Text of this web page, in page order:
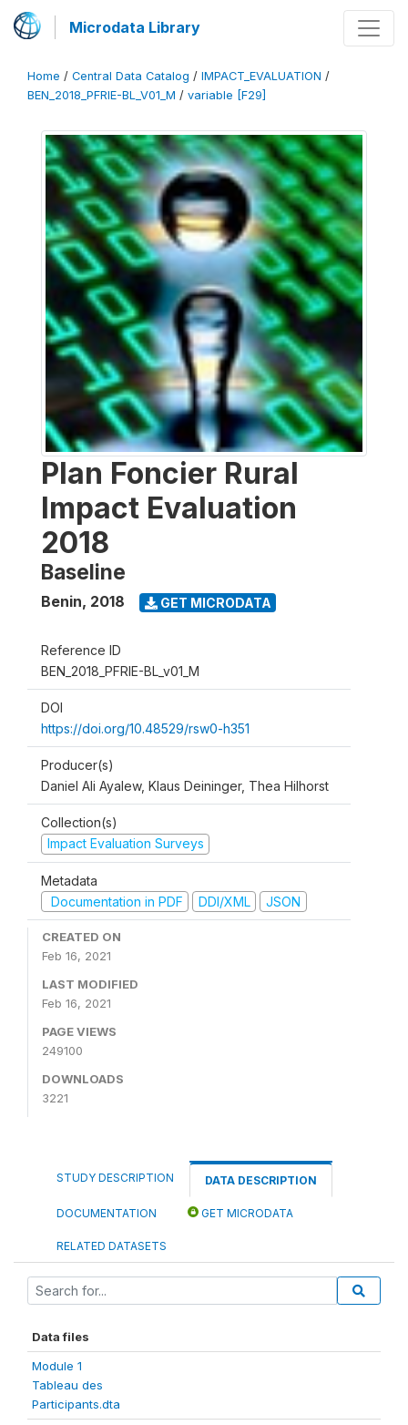
Microdata Library
Home / Central Data Catalog / IMPACT_EVALUATION /
BEN_2018_PFRIE-BL_V01_M / variable [F29]
Plan Foncier Rural
Impact Evaluation
2018
Baseline
Benin, 2018 GET MICRODATA
Reference ID
BEN_2018_PFRIE-BL_v01_M
DOI
https://doi.org/10.48529/rsw0-h351
Producer(s)
Daniel Ali Ayalew, Klaus Deininger, Thea Hilhorst
Collection(s)
Impact Evaluation Surveys
Metadata
Documentation in PDF
DDI/XML JSON
CREATED ON
Feb 16, 2021
LAST MODIFIED
Feb 16, 2021
PAGE VIEWS
249100
DOWNLOADS
3221
STUDY DESCRIPTION DATA DESCRIPTION
DOCUMENTATION GET MICRODATA
RELATED DATASETS
Data files
Module 1
Tableau des
Participants.dta